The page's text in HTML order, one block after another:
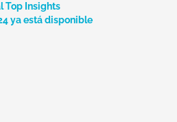
Top Insights
ya está disponible